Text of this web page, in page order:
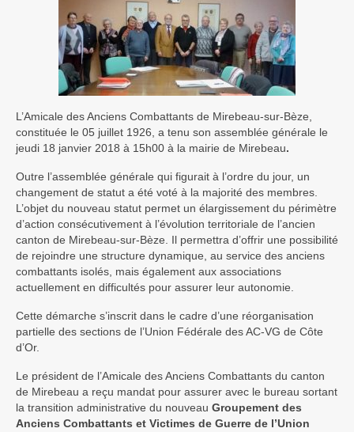
L’Amicale des Anciens Combattants de Mirebeau-sur-Bèze,
constituée le 05 juillet 1926, a tenu son assemblée générale le
jeudi 18 janvier 2018 à 15h00 à la mairie de Mirebeau.
Outre l’assemblée générale qui figurait à l’ordre du jour, un
changement de statut a été voté à la majorité des membres.
L’objet du nouveau statut permet un élargissement du périmètre
d’action consécutivement à l’évolution territoriale de l’ancien
canton de Mirebeau-sur-Bèze. Il permettra d’offrir une possibilité
de rejoindre une structure dynamique, au service des anciens
combattants isolés, mais également aux associations
actuellement en difficultés pour assurer leur autonomie.
Cette démarche s’inscrit dans le cadre d’une réorganisation
partielle des sections de l’Union Fédérale des AC-VG de Côte
d’Or.
Le président de l’Amicale des Anciens Combattants du canton
de Mirebeau a reçu mandat pour assurer avec le bureau sortant
la transition administrative du nouveau Groupement des
Anciens Combattants et Victimes de Guerre de l’Union